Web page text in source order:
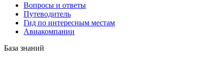
Вопросы и ответы
Путеводитель
Гид по интересным местам
Авиакомпании
База знаний